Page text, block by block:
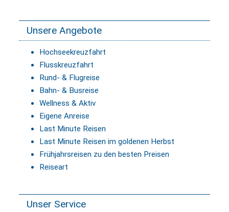
Unsere Angebote
Hochseekreuzfahrt
Flusskreuzfahrt
Rund- & Flugreise
Bahn- & Busreise
Wellness & Aktiv
Eigene Anreise
Last Minute Reisen
Last Minute Reisen im goldenen Herbst
Frühjahrsreisen zu den besten Preisen
Reiseart
Unser Service